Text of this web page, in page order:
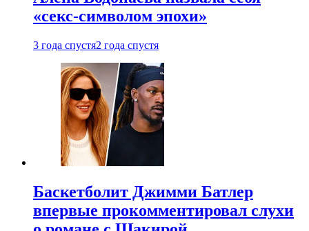
«секс-символом эпохи»
3 года спустя2 года спустя
Баскетболит Джимми Батлер
впервые прокомментировал слухи